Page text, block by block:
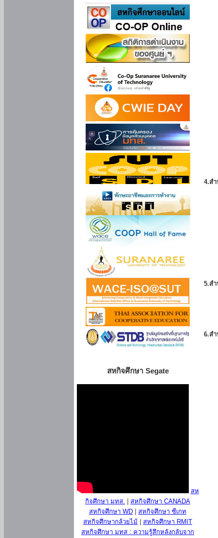
สหกิจศึกษา Segate
สห
กิจศึกษา มทส.
สหกิจศึกษา CANADA
สหกิจศึกษา WD
สหกิจศึกษา ซีเกท
สหกิจศึกษากล้วยไม้
สหกิจศึกษา RMIT
สหกิจศึกษา มทส : ความรู้สึกหลังกลับจาก
4.ส
5.ส
6.ส